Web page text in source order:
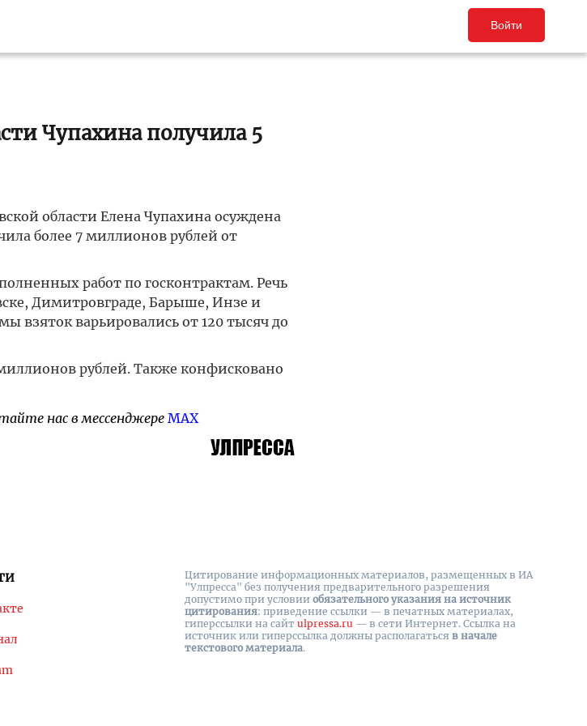
Войти
Чупахина получила 5
области Елена Чупахина осуждена
более 7 миллионов рублей от
работ по госконтрактам. Речь
Димитровграде, Барыше, Инзе и
взяток варьировались от 120 тысяч до
рублей. Также конфисковано
нас в мессенджере MAX
Цитирование информационных материалов, размещенных в ИА
"Улпресса" без получения предварительного разрешения
допустимо при условии обязательного указания на источник
цитирования: приведение ссылки — в печатных материалах,
гиперссылки на cайт ulpressa.ru — в сети Интернет. Ссылка на
источник или гиперссылка должны располагаться в начале
текстового материала.